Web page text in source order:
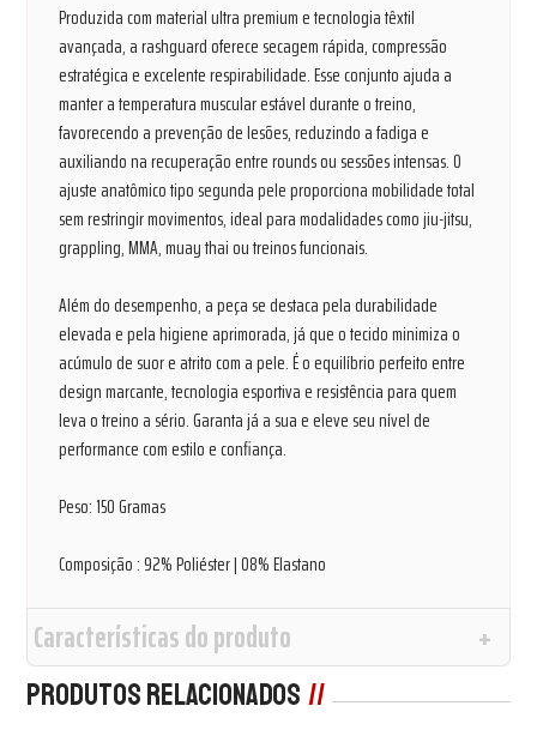
Produzida com material ultra premium e tecnologia têxtil
avançada, a rashguard oferece secagem rápida, compressão
estratégica e excelente respirabilidade. Esse conjunto ajuda a
manter a temperatura muscular estável durante o treino,
favorecendo a prevenção de lesões, reduzindo a fadiga e
auxiliando na recuperação entre rounds ou sessões intensas. O
ajuste anatômico tipo segunda pele proporciona mobilidade total
sem restringir movimentos, ideal para modalidades como jiu-jitsu,
grappling, MMA, muay thai ou treinos funcionais.
Além do desempenho, a peça se destaca pela durabilidade
elevada e pela higiene aprimorada, já que o tecido minimiza o
acúmulo de suor e atrito com a pele. É o equilíbrio perfeito entre
design marcante, tecnologia esportiva e resistência para quem
leva o treino a sério. Garanta já a sua e eleve seu nível de
performance com estilo e confiança.
Peso: 150 Gramas
Composição : 92% Poliéster | 08% Elastano
Características do produto
Produtos Relacionados